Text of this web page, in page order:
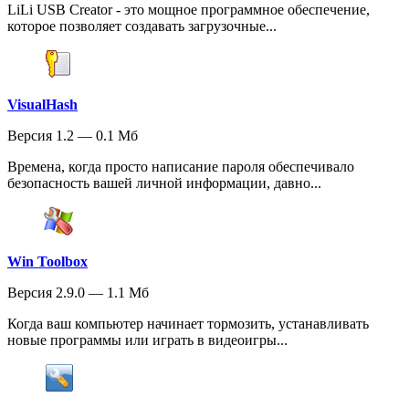
LiLi USB Creator - это мощное программное обеспечение,
которое позволяет создавать загрузочные...
VisualHash
Версия 1.2 — 0.1 Мб
Времена, когда просто написание пароля обеспечивало
безопасность вашей личной информации, давно...
Win Toolbox
Версия 2.9.0 — 1.1 Мб
Когда ваш компьютер начинает тормозить, устанавливать
новые программы или играть в видеоигры...